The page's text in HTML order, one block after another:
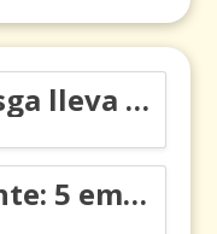
Carlos Manuel Vesga lleva el nombre de Colombia a los Emmy
Resiliencia migrante: 5 emociones y cómo gestionarlas